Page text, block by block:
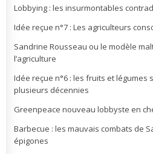
Lobbying : les insurmontables
Idée reçue n°7 : Les agriculteurs
Sandrine Rousseau ou le modèle
l’agriculture
Idée reçue n°6 : les fruits et légumes
plusieurs décennies
Greenpeace nouveau lobbyste en
Barbecue : les mauvais combats de
épigones